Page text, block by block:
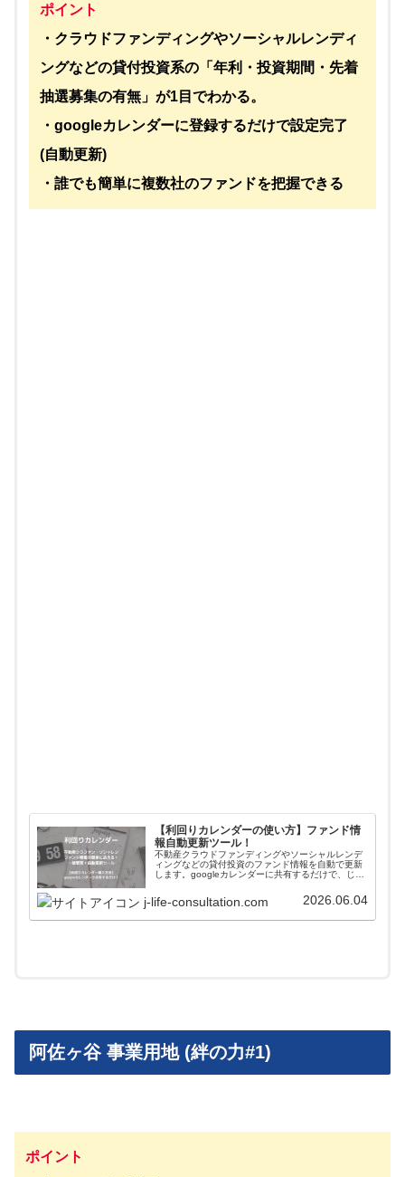
ポイント
・クラウドファンディングやソーシャルレンディ
ングなどの貸付投資系の「年利・投資期間・先着
抽選募集の有無」が1目でわかる。
・googleカレンダーに登録するだけで設定完了
(自動更新)
・誰でも簡単に複数社のファンドを把握できる
【利回りカレンダーの使い方】ファンド情
報自動更新ツール！
不動産クラウドファンディングやソーシャルレンデ
ィングなどの貸付投資のファンド情報を自動で更新
します。googleカレンダーに共有するだけで、じぇ
自動更新されます。使い方や導入方法を解説してい
ます。
j-life-consultation.com 2026.06.04
阿佐ヶ谷 事業用地 (絆の力#1)
ポイント